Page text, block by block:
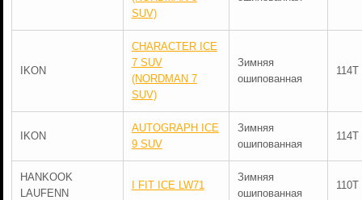
SUV)
IKON
CHARACTER ICE
7 SUV
(NORDMAN 7
SUV)
Зимняя
ошипованная
114T
IKON
AUTOGRAPH ICE
9 SUV
Зимняя
ошипованная
114T
HANKOOK
LAUFENN
I FIT ICE LW71
Зимняя
ошипованная
110T